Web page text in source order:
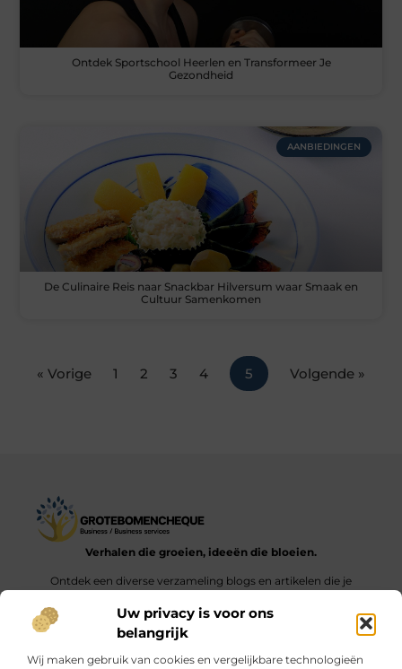
Uw privacy is voor ons
belangrijk
Wij maken gebruik van cookies en vergelijkbare technologieën
Ontdek Sportschool Heerlen en Transformeer Je
Gezondheid
AANBIEDINGEN
De Culinaire Reis naar Snackbar Hilversum waar Smaak en
Cultuur Samenkomen
« Vorige 1 2 3 4 5 Volgende »
Verhalen die groeien, ideeën die bloeien.
Ontdek een diverse verzameling blogs en artikelen die je
dagelijks leven.